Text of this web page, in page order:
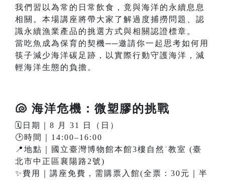
我們習以為常的日常飲食，竟與海洋的永續息息
相關。本場講座將帶大家了解過度捕撈問題、認
識永續漁業產品的挑選方式與相關認證標章。
當吃魚成為保育的契機──邀請你一起思考如何用
筷子減少海洋碳足跡，以實際行動守護海洋，減
輕海洋生態的負擔。
🐚 海洋危機：微塑膠的挑戰
🗓️日期｜8 月 31 日（日）
🕑時間｜14:00–16:00
📍地點｜國立臺灣博物館本館3樓自然˙教室 (臺
北市中正區襄陽路2號)
✨費用｜講座免費，需購票入館(全票：30元｜半